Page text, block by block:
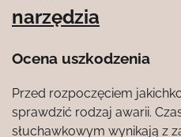
narzędzia
Ocena uszkodzenia
Przed rozpoczęciem
sprawdzić rodzaj awarii.
słuchawkowym wynikają z